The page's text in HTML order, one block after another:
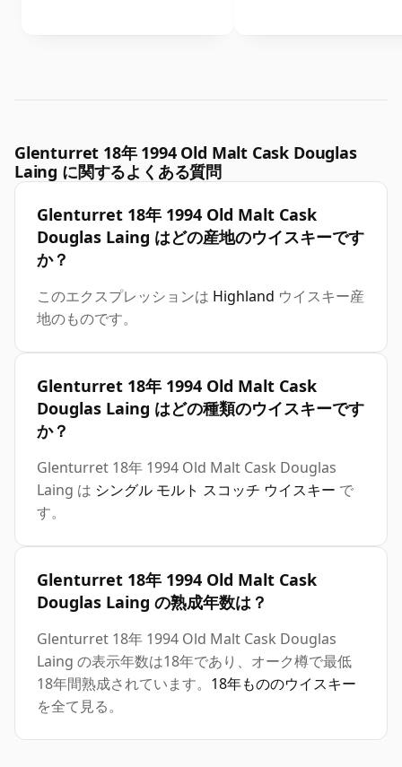
Glenturret 18年 1994 Old Malt Cask Douglas
Laing に関するよくある質問
Glenturret 18年 1994 Old Malt Cask
Douglas Laing はどの産地のウイスキーです
か？
このエクスプレッションは Highland ウイスキー産
地のものです。
Glenturret 18年 1994 Old Malt Cask
Douglas Laing はどの種類のウイスキーです
か？
Glenturret 18年 1994 Old Malt Cask Douglas
Laing は シングル モルト スコッチ ウイスキー で
す。
Glenturret 18年 1994 Old Malt Cask
Douglas Laing の熟成年数は？
Glenturret 18年 1994 Old Malt Cask Douglas
Laing の表示年数は18年であり、オーク樽で最低
18年間熟成されています。 18年もののウイスキー
を全て見る。